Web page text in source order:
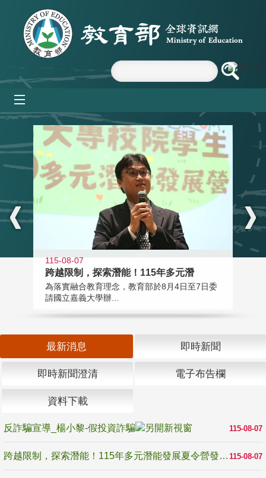
跳到主要內容區塊
:::
115-08-07
跨越限制，探索潛能！115年多元潛
為落實融合教育理念，教育部於8月4日至7日委
請國立嘉義大學辦...
最新消息 即時新聞
即時新聞澄清 電子布告欄
資料下載
115-08-07
反詐騙宣導_楊小黎-假投資詐騙
115-08-07
跨越限制，探索潛能！115年多元潛能發展夏令營發掘生命無限可能